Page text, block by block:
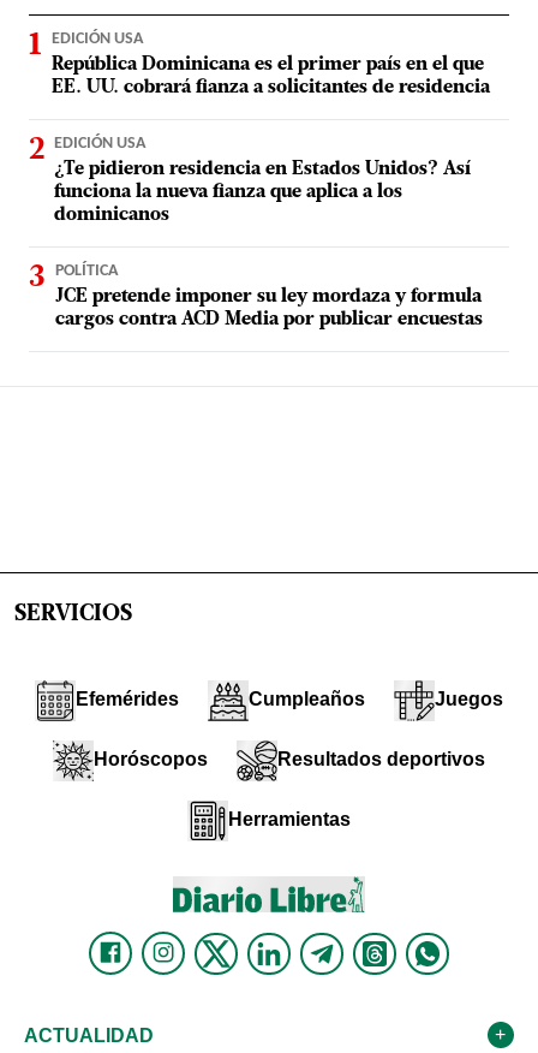
EDICIÓN USA
República Dominicana es el primer país en el que
EE. UU. cobrará fianza a solicitantes de residencia
EDICIÓN USA
¿Te pidieron residencia en Estados Unidos? Así
funciona la nueva fianza que aplica a los
dominicanos
POLÍTICA
JCE pretende imponer su ley mordaza y formula
cargos contra ACD Media por publicar encuestas
SERVICIOS
Efemérides Cumpleaños Juegos
Horóscopos Resultados deportivos
Herramientas
ACTUALIDAD